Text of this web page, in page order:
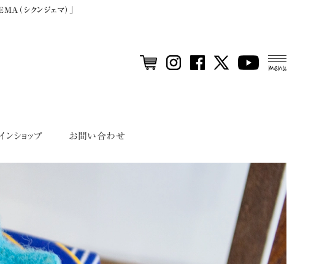
MEN
（シクンジェマ）」
ンショップ お問い合わせ